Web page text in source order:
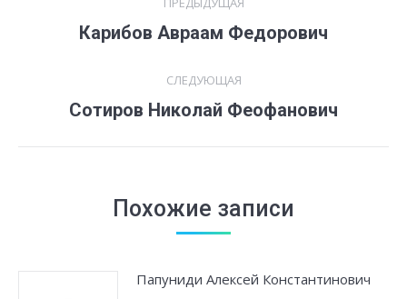
Предыдущая
Карибов Авраам Федорович
СЛЕДУЮЩАЯ
Следующая
Сотиров Николай Феофанович
Похожие записи
Папуниди Алексей Константинович